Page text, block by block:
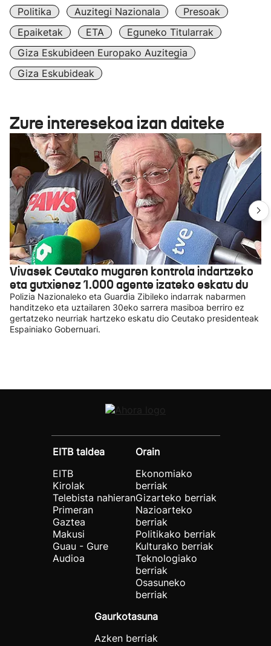
Politika Auzitegi Nazionala
Presoak
Epaiketak
ETA
Eguneko Titularrak
Giza Eskubideen Europako Auzitegia
Giza Eskubideak
Zure interesekoa izan daiteke
Vivasek Ceutako mugaren kontrola indartzeko
eta gutxienez 1.000 agente izateko eskatu du
Polizia Nazionaleko eta Guardia Zibileko indarrak nabarmen
handitzeko eta uztailaren 30eko sarrera masiboa berriro ez
gertatzeko neurriak hartzeko eskatu dio Ceutako presidenteak
Espainiako Gobernuari.
EITB taldea
EITB
Kirolak
Telebista nahieran
Primeran
Gaztea
Makusi
Guau - Gure
Audioa
Orain
Ekonomiako
berriak
Gizarteko berriak
Nazioarteko
berriak
Politikako berriak
Kulturako berriak
Teknologiako
berriak
Osasuneko
berriak
Gaurkotasuna
Azken berriak